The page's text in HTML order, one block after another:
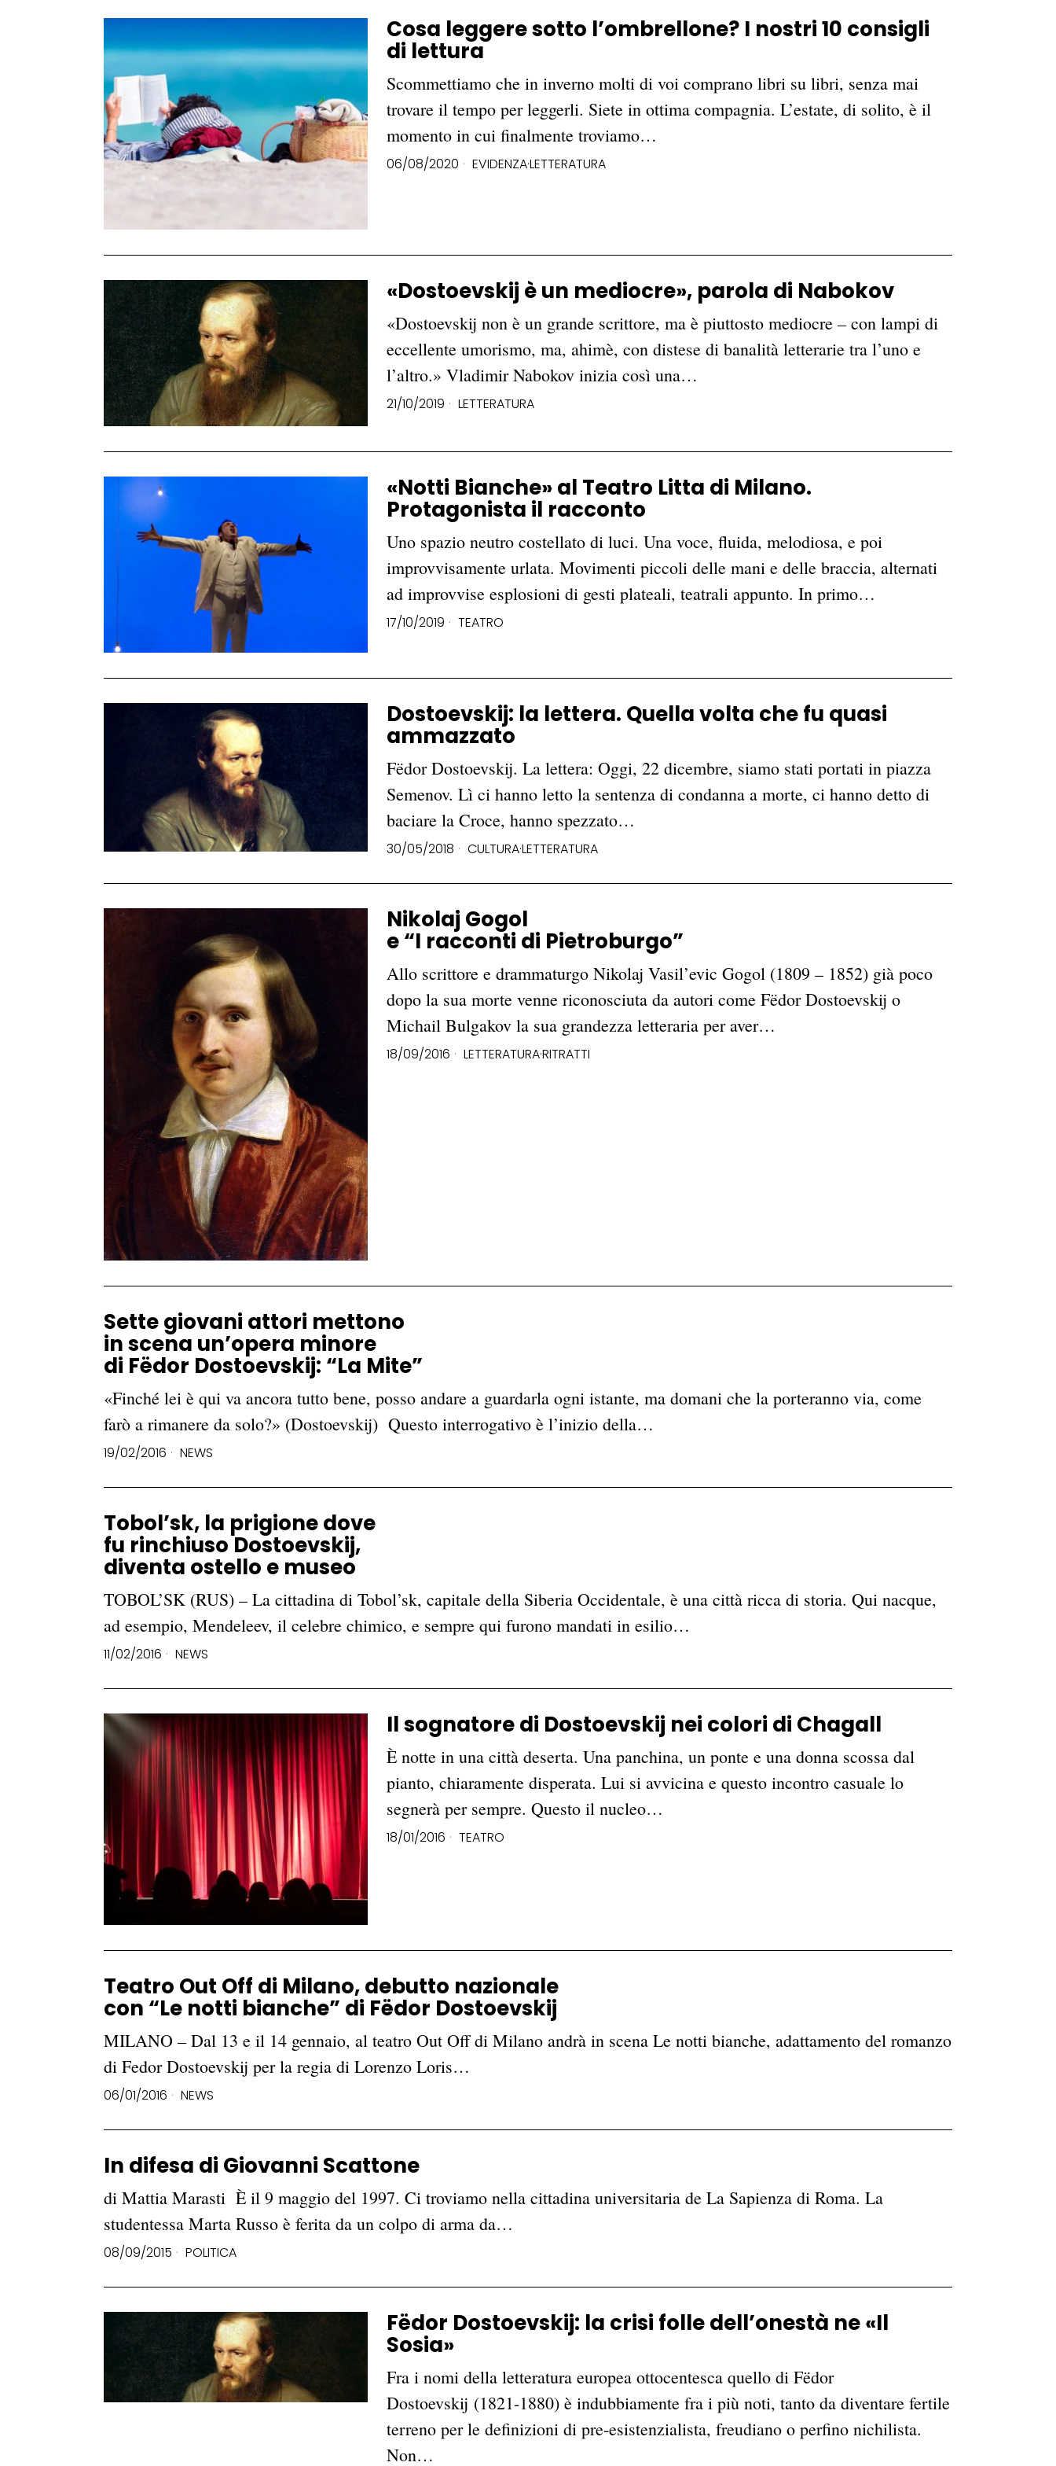
Cosa leggere sotto l’ombrellone? I nostri 10 consigli
di lettura
Scommettiamo che in inverno molti di voi comprano libri su libri, senza mai
trovare il tempo per leggerli. Siete in ottima compagnia. L’estate, di solito, è il
momento in cui finalmente troviamo…
06/08/2020 EVIDENZA·LETTERATURA
«Dostoevskij è un mediocre», parola di Nabokov
«Dostoevskij non è un grande scrittore, ma è piuttosto mediocre – con lampi di
eccellente umorismo, ma, ahimè, con distese di banalità letterarie tra l’uno e
l’altro.» Vladimir Nabokov inizia così una…
21/10/2019 LETTERATURA
«Notti Bianche» al Teatro Litta di Milano.
Protagonista il racconto
Uno spazio neutro costellato di luci. Una voce, fluida, melodiosa, e poi
improvvisamente urlata. Movimenti piccoli delle mani e delle braccia, alternati
ad improvvise esplosioni di gesti plateali, teatrali appunto. In primo…
17/10/2019 TEATRO
Dostoevskij: la lettera. Quella volta che fu quasi
ammazzato
Fëdor Dostoevskij. La lettera: Oggi, 22 dicembre, siamo stati portati in piazza
Semenov. Lì ci hanno letto la sentenza di condanna a morte, ci hanno detto di
baciare la Croce, hanno spezzato…
30/05/2018 CULTURA·LETTERATURA
Nikolaj Gogol
e “I racconti di Pietroburgo”
Allo scrittore e drammaturgo Nikolaj Vasil’evic Gogol (1809 – 1852) già poco
dopo la sua morte venne riconosciuta da autori come Fëdor Dostoevskij o
Michail Bulgakov la sua grandezza letteraria per aver…
18/09/2016 LETTERATURA·RITRATTI
Sette giovani attori mettono
in scena un’opera minore
di Fëdor Dostoevskij: “La Mite”
«Finché lei è qui va ancora tutto bene, posso andare a guardarla ogni istante, ma domani che la porteranno via, come
farò a rimanere da solo?» (Dostoevskij) Questo interrogativo è l’inizio della…
19/02/2016 NEWS
Tobol’sk, la prigione dove
fu rinchiuso Dostoevskij,
diventa ostello e museo
TOBOL’SK (RUS) – La cittadina di Tobol’sk, capitale della Siberia Occidentale, è una città ricca di storia. Qui nacque,
ad esempio, Mendeleev, il celebre chimico, e sempre qui furono mandati in esilio…
11/02/2016 NEWS
Il sognatore di Dostoevskij nei colori di Chagall
È notte in una città deserta. Una panchina, un ponte e una donna scossa dal
pianto, chiaramente disperata. Lui si avvicina e questo incontro casuale lo
segnerà per sempre. Questo il nucleo…
18/01/2016 TEATRO
Teatro Out Off di Milano, debutto nazionale
con “Le notti bianche” di Fëdor Dostoevskij
MILANO – Dal 13 e il 14 gennaio, al teatro Out Off di Milano andrà in scena Le notti bianche, adattamento del romanzo
di Fedor Dostoevskij per la regia di Lorenzo Loris…
06/01/2016 NEWS
In difesa di Giovanni Scattone
di Mattia Marasti È il 9 maggio del 1997. Ci troviamo nella cittadina universitaria de La Sapienza di Roma. La
studentessa Marta Russo è ferita da un colpo di arma da…
08/09/2015 POLITICA
Fëdor Dostoevskij: la crisi folle dell’onestà ne «Il
Sosia»
Fra i nomi della letteratura europea ottocentesca quello di Fëdor
Dostoevskij (1821-1880) è indubbiamente fra i più noti, tanto da diventare fertile
terreno per le definizioni di pre-esistenzialista, freudiano o perfino nichilista.
Non…